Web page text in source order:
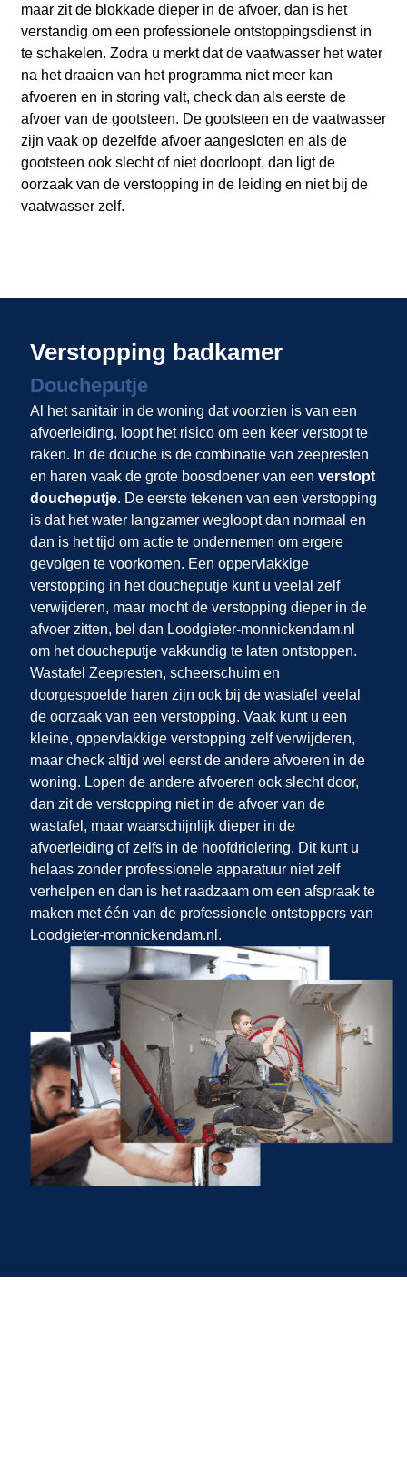
maar zit de blokkade dieper in de afvoer, dan is het
verstandig om een professionele ontstoppingsdienst in
te schakelen. Zodra u merkt dat de vaatwasser het water
na het draaien van het programma niet meer kan
afvoeren en in storing valt, check dan als eerste de
afvoer van de gootsteen. De gootsteen en de vaatwasser
zijn vaak op dezelfde afvoer aangesloten en als de
gootsteen ook slecht of niet doorloopt, dan ligt de
oorzaak van de verstopping in de leiding en niet bij de
vaatwasser zelf.
Verstopping badkamer
Doucheputje
Al het sanitair in de woning dat voorzien is van een
afvoerleiding, loopt het risico om een keer verstopt te
raken. In de douche is de combinatie van zeepresten
en haren vaak de grote boosdoener van een verstopt
doucheputje. De eerste tekenen van een verstopping
is dat het water langzamer wegloopt dan normaal en
dan is het tijd om actie te ondernemen om ergere
gevolgen te voorkomen. Een oppervlakkige
verstopping in het doucheputje kunt u veelal zelf
verwijderen, maar mocht de verstopping dieper in de
afvoer zitten, bel dan Loodgieter-monnickendam.nl
om het doucheputje vakkundig te laten ontstoppen.
Wastafel Zeepresten, scheerschuim en
doorgespoelde haren zijn ook bij de wastafel veelal
de oorzaak van een verstopping. Vaak kunt u een
kleine, oppervlakkige verstopping zelf verwijderen,
maar check altijd wel eerst de andere afvoeren in de
woning. Lopen de andere afvoeren ook slecht door,
dan zit de verstopping niet in de afvoer van de
wastafel, maar waarschijnlijk dieper in de
afvoerleiding of zelfs in de hoofdriolering. Dit kunt u
helaas zonder professionele apparatuur niet zelf
verhelpen en dan is het raadzaam om een afspraak te
maken met één van de professionele ontstoppers van
Loodgieter-monnickendam.nl.